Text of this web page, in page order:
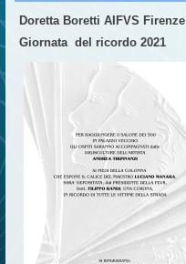
Doretta Boretti AIFVS Firenze
Giornata del ricordo 2021